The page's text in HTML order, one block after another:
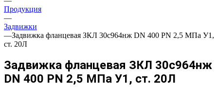
Продукция
—
Задвижки
—Задвижка фланцевая ЗКЛ 30с964нж DN 400 PN 2,5 МПа У1,
ст. 20Л
Задвижка фланцевая ЗКЛ 30с964нж
DN 400 PN 2,5 МПа У1, ст. 20Л